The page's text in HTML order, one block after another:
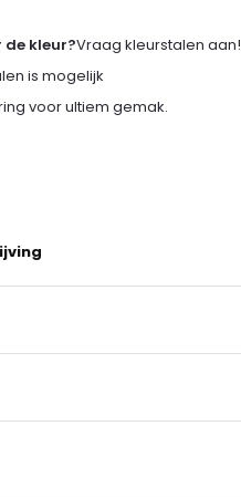
de kleur?Vraag kleurstalen aan!
is mogelijk
voor ultiem gemak.